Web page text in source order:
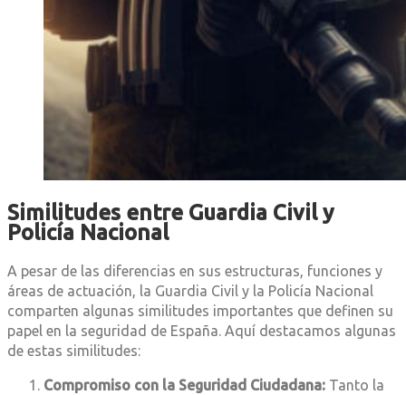
Similitudes entre Guardia Civil y
Policía Nacional
A pesar de las diferencias en sus estructuras, funciones y
áreas de actuación, la Guardia Civil y la Policía Nacional
comparten algunas similitudes importantes que definen su
papel en la seguridad de España. Aquí destacamos algunas
de estas similitudes:
Compromiso con la Seguridad Ciudadana: Tanto la